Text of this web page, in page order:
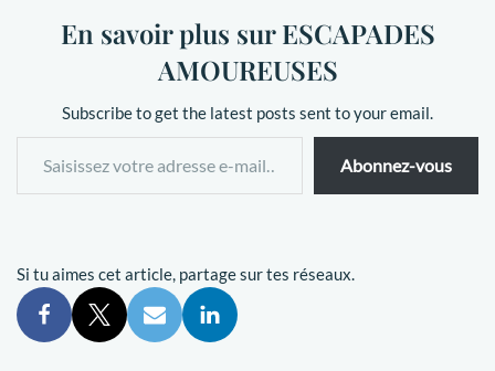
En savoir plus sur ESCAPADES
AMOUREUSES
Subscribe to get the latest posts sent to your email.
Abonnez-vous
Si tu aimes cet article, partage sur tes réseaux.